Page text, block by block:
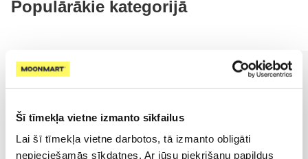
Šī tīmekļa vietne izmanto sīkfailus
Lai šī tīmekļa vietne darbotos, tā izmanto obligāti
nepieciešamās sīkdatnes. Ar jūsu piekrišanu papildus
Populārākie kategorijā